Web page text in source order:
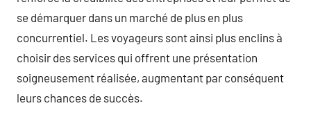
se démarquer dans un marché de plus en plus
concurrentiel. Les voyageurs sont ainsi plus enclins à
choisir des services qui offrent une présentation
soigneusement réalisée, augmentant par conséquent
leurs chances de succès.